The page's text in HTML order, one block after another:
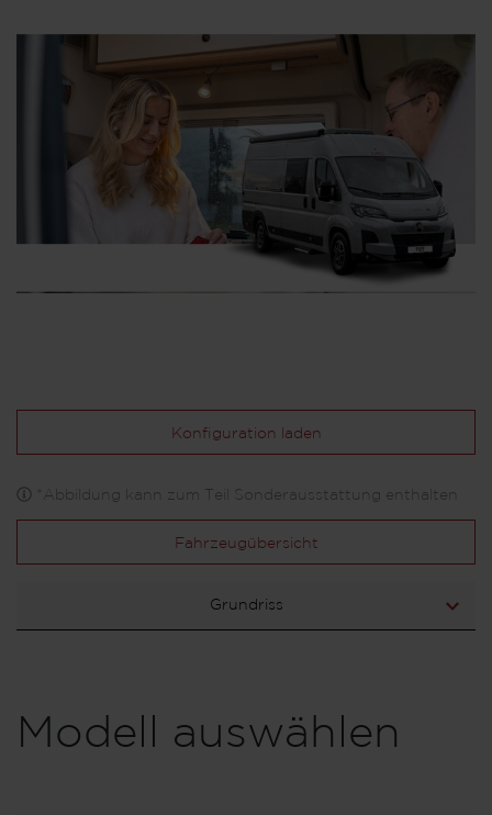
Konfiguration laden
*Abbildung kann zum Teil Sonderausstattung enthalten
Fahrzeugübersicht
Grundriss
Modell auswählen